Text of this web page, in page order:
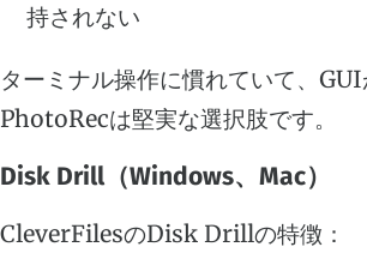
持されない
ターミナル操作に慣れていて、GUI
PhotoRecは堅実な選択肢です。
Disk Drill（Windows、Mac）
CleverFilesのDisk Drillの特徴：